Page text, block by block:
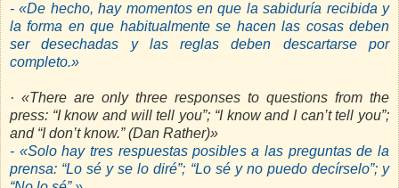
- «De hecho, hay momentos en que la sabiduría recibida y
la forma en que habitualmente se hacen las cosas deben
ser desechadas y las reglas deben descartarse por
completo.»
· «There are only three responses to questions from the
press: “I know and will tell you”; “I know and I can’t tell you”;
and “I don’t know.” (Dan Rather)»
- «Solo hay tres respuestas posibles a las preguntas de la
prensa: “Lo sé y se lo diré”; “Lo sé y no puedo decírselo”; y